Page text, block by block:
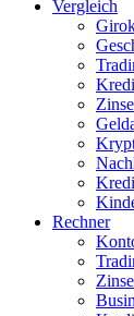
Vergleich
Rechner